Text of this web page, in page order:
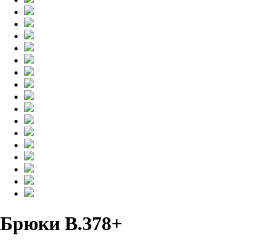
Брюки B.378+